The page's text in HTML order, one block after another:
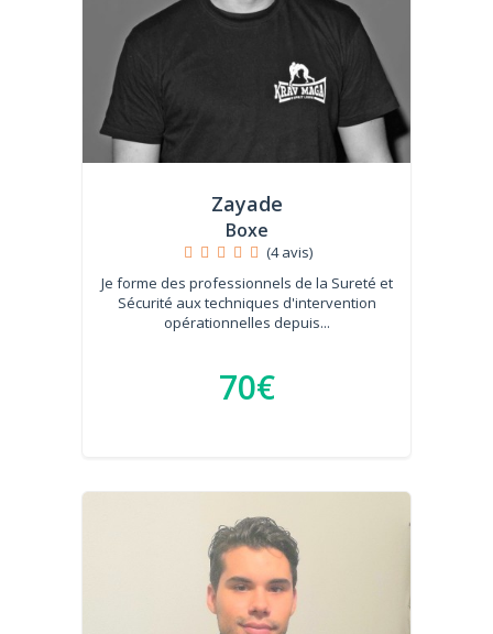
Zayade
Boxe
(4 avis)
Je forme des professionnels de la Sureté et
Sécurité aux techniques d'intervention
opérationnelles depuis...
70€